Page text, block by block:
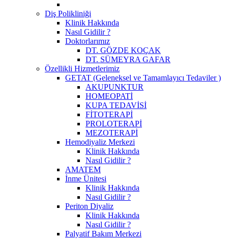
Diş Polikliniği
Klinik Hakkında
Nasıl Gidilir ?
Doktorlarımız
DT. GÖZDE KOÇAK
DT. SÜMEYRA GAFAR
Özellikli Hizmetlerimiz
GETAT (Geleneksel ve Tamamlayıcı Tedaviler )
AKUPUNKTUR
HOMEOPATİ
KUPA TEDAVİSİ
FİTOTERAPİ
PROLOTERAPİ
MEZOTERAPİ
Hemodiyaliz Merkezi
Klinik Hakkında
Nasıl Gidilir ?
AMATEM
İnme Ünitesi
Klinik Hakkında
Nasıl Gidilir ?
Periton Diyaliz
Klinik Hakkında
Nasıl Gidilir ?
Palyatif Bakım Merkezi